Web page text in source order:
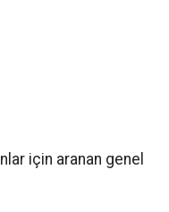
için aranan genel